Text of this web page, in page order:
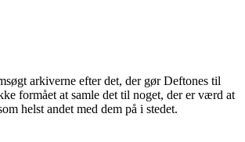
arkiverne efter det, der gør Deftones til
formået at samle det til noget, der er værd at
helst andet med dem på i stedet.